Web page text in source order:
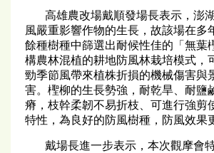
高雄農改場戴順發場長表示，澎
風嚴重影響作物的生長，故該場在多
餘種樹種中篩選出耐候性佳的「無葉
構農林混植的耕地防風林栽培模式，
勁季節風帶來植株折損的機械傷害與
害。檉柳的生長勢強，耐乾旱、耐鹽
瘠，枝幹柔韌不易折枝、可進行強剪
特性，為良好的防風樹種，防風效果
戴場長進一步表示，本次觀摩會